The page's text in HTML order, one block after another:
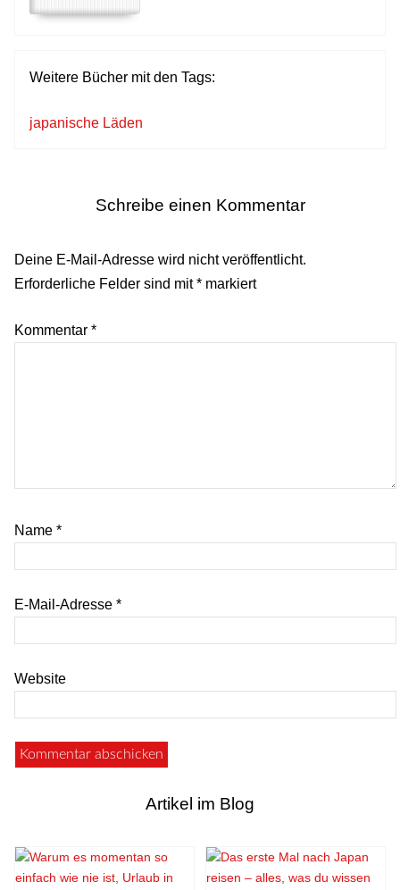
Weitere Bücher mit den Tags:
japanische Läden
Schreibe einen Kommentar
Deine E-Mail-Adresse wird nicht veröffentlicht.
Erforderliche Felder sind mit* markiert
Kommentar *
Name *
E-Mail-Adresse *
Website
Artikel im Blog